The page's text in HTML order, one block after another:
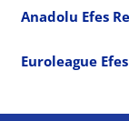
Anadolu Efes
Euroleague Efes